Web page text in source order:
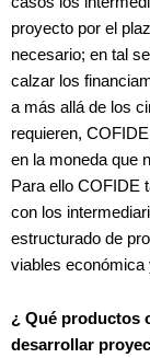
proyecto por el
necesario; en tal
calzar los
a más allá de los
requieren,
en la moneda que
Para ello COFIDE
con los
estructurado de
viables económica
¿ Qué productos
desarrollar